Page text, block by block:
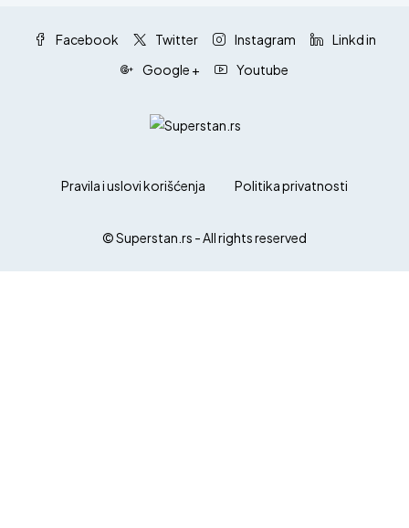
Facebook Twitter Instagram
Linkd in
Google +
Youtube
Pravila i uslovi korišćenja Politika privatnosti
© Superstan.rs - All rights reserved